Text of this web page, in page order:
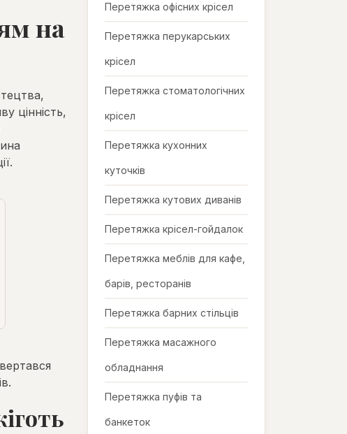
на
цінність,
Перетяжка офісних крісел
Перетяжка перукарських
крісел
Перетяжка стоматологічних
крісел
Перетяжка кухонних
куточків
Перетяжка кутових диванів
Перетяжка крісел-гойдалок
Перетяжка меблів для кафе,
барів, ресторанів
Перетяжка барних стільців
Перетяжка масажного
обладнання
Перетяжка пуфів та
банкеток